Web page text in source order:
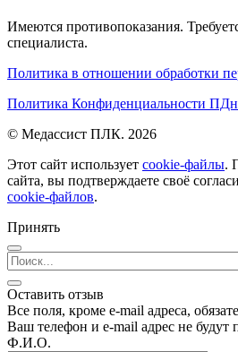
Имеются противопоказания.
специалиста.
Политика в отношении обработки
Политика Конфиденциальности
© Медассист ПЛК. 2026
Этот сайт использует cookie-файлы.
сайта, вы подтверждаете своё
cookie-файлов.
Принять
Оставить отзыв
Все поля, кроме e-mail адреса,
Ваш телефон и e-mail адрес не будут
Ф.И.О.